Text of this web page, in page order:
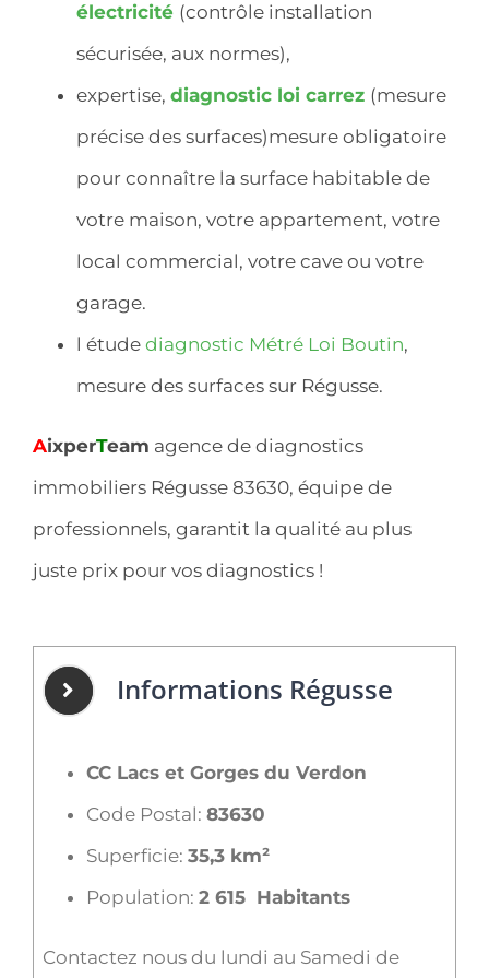
électricité (contrôle installation
sécurisée, aux normes),
expertise, diagnostic loi carrez (mesure
précise des surfaces)mesure obligatoire
pour connaître la surface habitable de
votre maison, votre appartement, votre
local commercial, votre cave ou votre
garage.
l étude diagnostic Métré Loi Boutin,
mesure des surfaces sur Régusse.
AixperTeam agence de diagnostics
immobiliers Régusse 83630, équipe de
professionnels, garantit la qualité au plus
juste prix pour vos diagnostics !
Informations Régusse
CC Lacs et Gorges du Verdon
Code Postal: 83630
Superficie: 35,3 km²
Population: 2 615 Habitants
Contactez nous du lundi au Samedi de